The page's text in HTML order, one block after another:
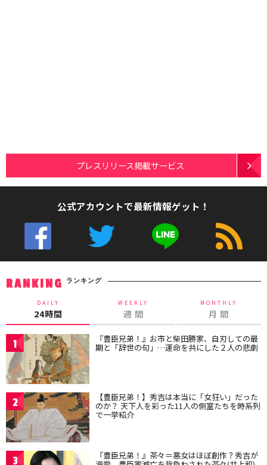
プレスリリース掲載サービス
公式アカウントで最新情報ゲット！
RANKING ランキング
DAILY
24時間
WEEKLY
週 間
MONTHLY
月 間
1 『豊臣兄弟！』お市と柴田勝家、自刃しての最
期と「辞世の句」…運命を共にした２人の悲劇
2 【豊臣兄弟！】秀吉は本当に「女狂い」だった
のか？ 天下人を彩った11人の側室たちを時系列
で一挙紹介
3 『豊臣兄弟！』茶々＝悪女はほぼ創作？秀吉が